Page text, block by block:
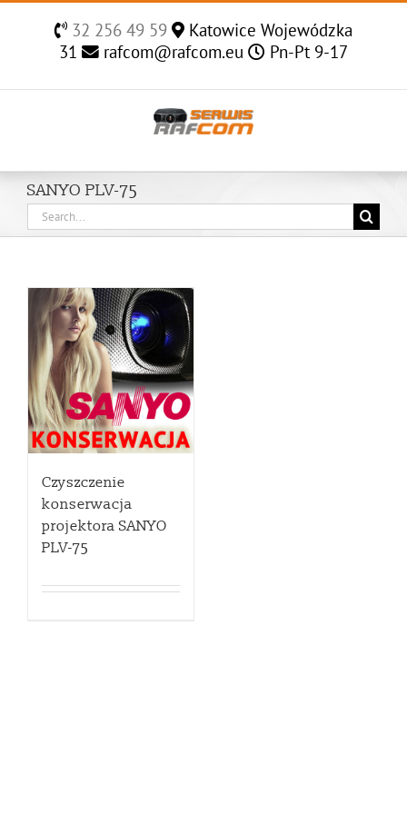
32 256 49 59
Katowice Wojewódzka
31
rafcom@rafcom.eu Pn-Pt 9-17
SANYO PLV-75
Search
for:
Czyszczenie
konserwacja
projektora SANYO
PLV-75